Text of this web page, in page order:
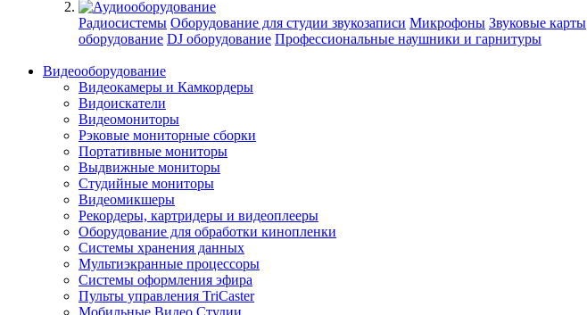
Радиосистемы Оборудование для студии звукозаписи Микрофоны Звуковые карты
оборудование DJ оборудование Профессиональные наушники и гарнитуры
Видеооборудование
Видеокамеры и Камкордеры
Видоискатели
Видеомониторы
Рэковые мониторные сборки
Портативные мониторы
Выдвижные мониторы
Студийные мониторы
Видеомикшеры
Рекордеры, картридеры и видеоплееры
Оборудование для обработки кинопленки
Системы хранения данных
Мультиэкранные процессоры
Системы оформления эфира
Пульты управления TriCaster